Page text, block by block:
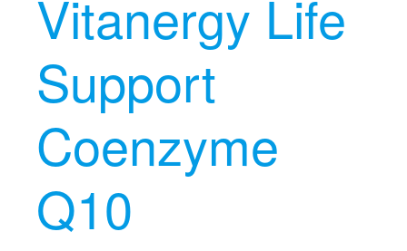
Vitanergy Life
Support
Coenzyme
Q10